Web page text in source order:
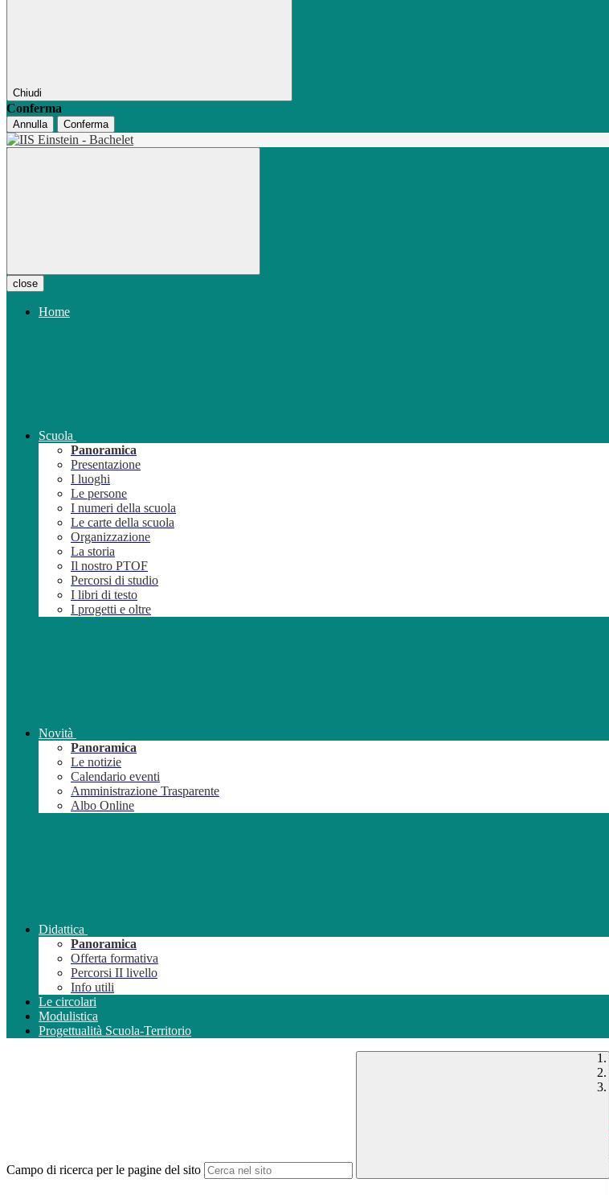
Chiudi
Conferma
Annulla Conferma
close
Home
Scuola
Panoramica
Presentazione
I luoghi
Le persone
I numeri della scuola
Le carte della scuola
Organizzazione
La storia
Il nostro PTOF
Percorsi di studio
I libri di testo
I progetti e oltre
Novità
Panoramica
Le notizie
Calendario eventi
Amministrazione Trasparente
Albo Online
Didattica
Panoramica
Offerta formativa
Percorsi II livello
Info utili
Le circolari
Modulistica
Progettualità Scuola-Territorio
Campo di ricerca per le pagine del sito